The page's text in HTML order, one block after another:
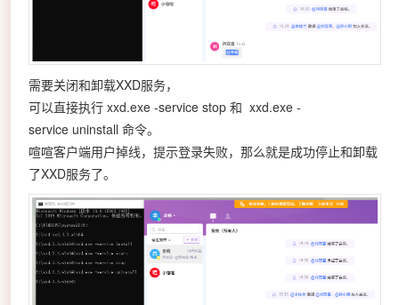
需要关闭和卸载XXD服务，
可以直接执行 xxd.exe -service stop 和 xxd.exe -
service uninstall 命令。
喧喧客户端用户掉线，提示登录失败，那么就是成功停止和卸载
了XXD服务了。